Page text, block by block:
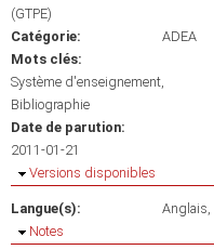
(GTPE)
Catégorie:
ADEA
Mots clés:
Système d'enseignement
Bibliographie
Date de parution:
2011-01-21
Masquer
Versions disponibles
Langue(s): Anglais
Masquer
Notes